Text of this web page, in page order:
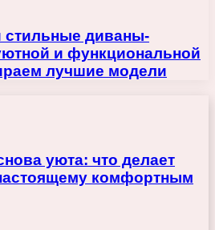
стильные диваны-
и функциональной
лучшие модели
уюта: что делает
комфортным